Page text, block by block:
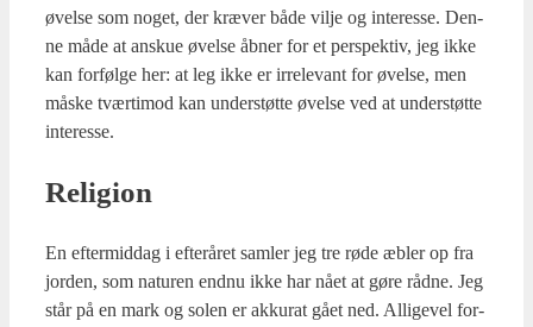
øvel­se som noget, der kræ­ver både vil­je og inte­res­se. Den­
ne måde at anskue øvel­se åbner for et per­spek­tiv, jeg ikke
kan for­føl­ge her: at leg ikke er irre­le­vant for øvel­se, men
måske tvær­ti­mod kan under­støt­te øvel­se ved at under­støt­te
inte­res­se.
Reli­gion
En efter­mid­dag i efter­å­ret sam­ler jeg tre røde æbler op fra
jor­den, som natu­ren end­nu ikke har nået at gøre råd­ne. Jeg
står på en mark og solen er akku­rat gået ned. Alli­ge­vel for­